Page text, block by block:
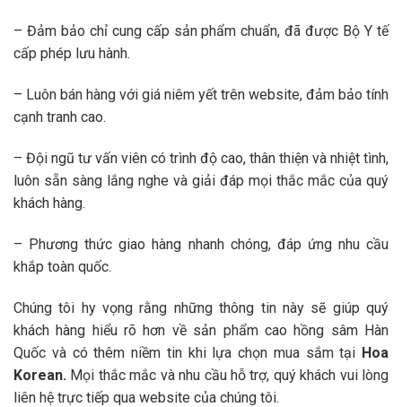
– Đảm bảo chỉ cung cấp sản phẩm chuẩn, đã được Bộ Y tế
cấp phép lưu hành.
– Luôn bán hàng với giá niêm yết trên website, đảm bảo tính
cạnh tranh cao.
– Đội ngũ tư vấn viên có trình độ cao, thân thiện và nhiệt tình,
luôn sẵn sàng lắng nghe và giải đáp mọi thắc mắc của quý
khách hàng.
– Phương thức giao hàng nhanh chóng, đáp ứng nhu cầu
khắp toàn quốc.
Chúng tôi hy vọng rằng những thông tin này sẽ giúp quý
khách hàng hiểu rõ hơn về sản phẩm cao hồng sâm Hàn
Quốc và có thêm niềm tin khi lựa chọn mua sắm tại Hoa
Korean. Mọi thắc mắc và nhu cầu hỗ trợ, quý khách vui lòng
liên hệ trực tiếp qua website của chúng tôi.